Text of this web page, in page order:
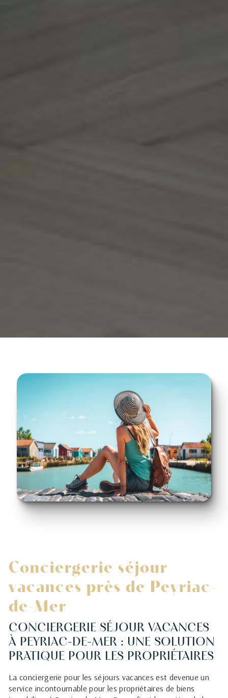
Conciergerie séjour
vacances près de Peyriac-
de-Mer
CONCIERGERIE SÉJOUR VACANCES
À PEYRIAC-DE-MER : UNE SOLUTION
PRATIQUE POUR LES PROPRIÉTAIRES
La conciergerie pour les séjours vacances est devenue un
service incontournable pour les propriétaires de biens